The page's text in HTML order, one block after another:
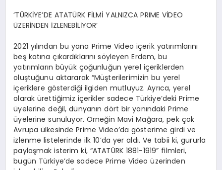
‘TÜRKİYE’DE ATATÜRK FİLMİ YALNIZCA PRIME VİDEO
ÜZERİNDEN İZLENEBİLİYOR’
2021 yılından bu yana Prime Video içerik yatırımlarını
beş katına çıkardıklarını söyleyen Erdem, bu
yatırımların büyük çoğunluğun yerel içeriklerden
oluştuğunu aktararak “Müşterilerimizin bu yerel
içeriklere gösterdiği ilgiden mutluyuz. Ayrıca, yerel
olarak ürettiğimiz içerikler sadece Türkiye’deki Prime
üyelerine değil, dünyanın dört bir yanındaki Prime
üyelerine sunuluyor. Örneğin Mavi Mağara, pek çok
Avrupa ülkesinde Prime Video’da gösterime girdi ve
izlenme listelerinde ilk 10’da yer aldı. Ve tabii ki, gururla
paylaşmak isterim ki, “ATATÜRK 1881-1919” filmleri,
bugün Türkiye’de sadece Prime Video üzerinden